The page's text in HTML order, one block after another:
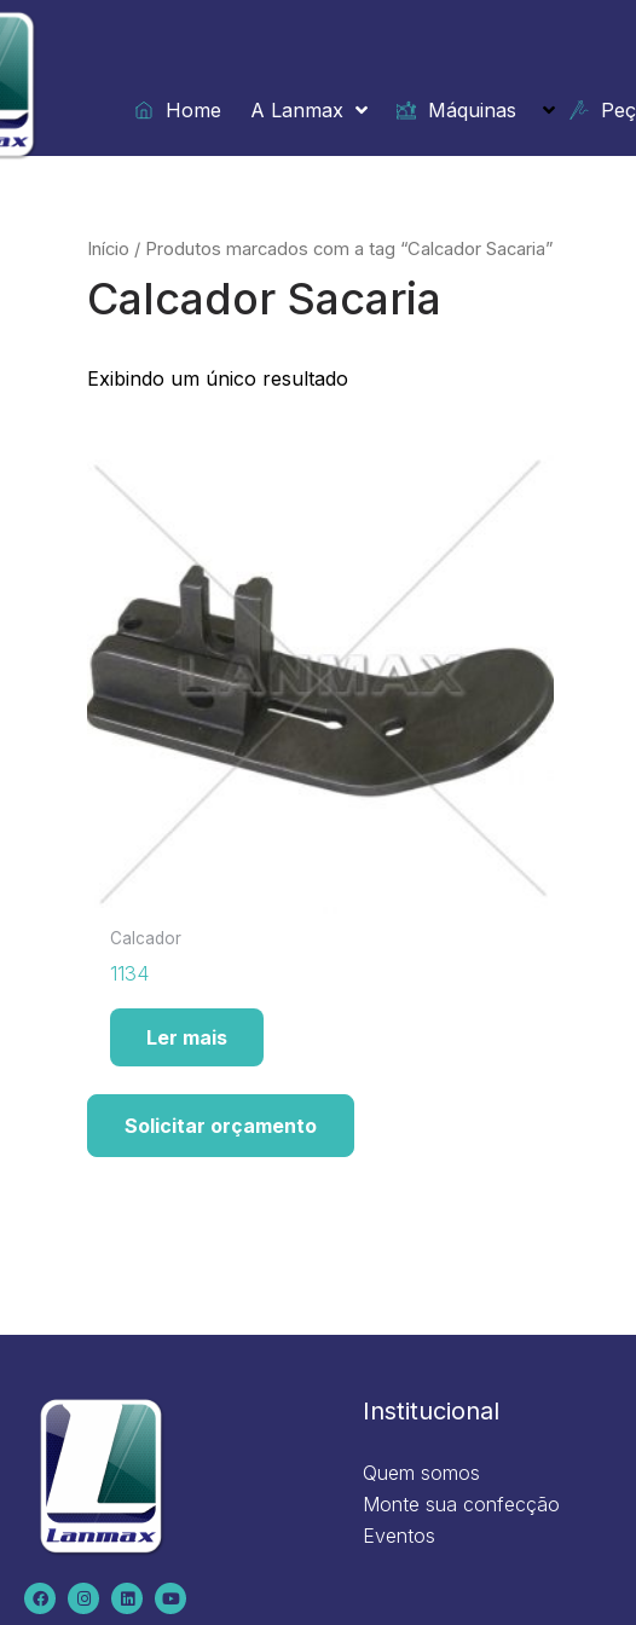
Ir
para
o
conteúdo
Home
A Lanmax Máquinas
Início / Produtos marcados com a tag “Calcador Sacaria”
Calcador Sacaria
Exibindo um único resultado
Calcador
1134
Ler mais
Solicitar orçamento
F
a
c
I
n
s
L
i
n
Y
o
u
Institucional
Quem somos
Monte sua confecção
Eventos